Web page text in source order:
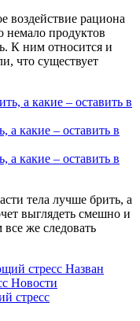
воздействие рациона
немало продуктов
К ним относится и
что существует
а какие – оставить в
а какие – оставить в
тела лучше брить, а
выглядеть смешно и
же следовать
Назван
Новости
стресс